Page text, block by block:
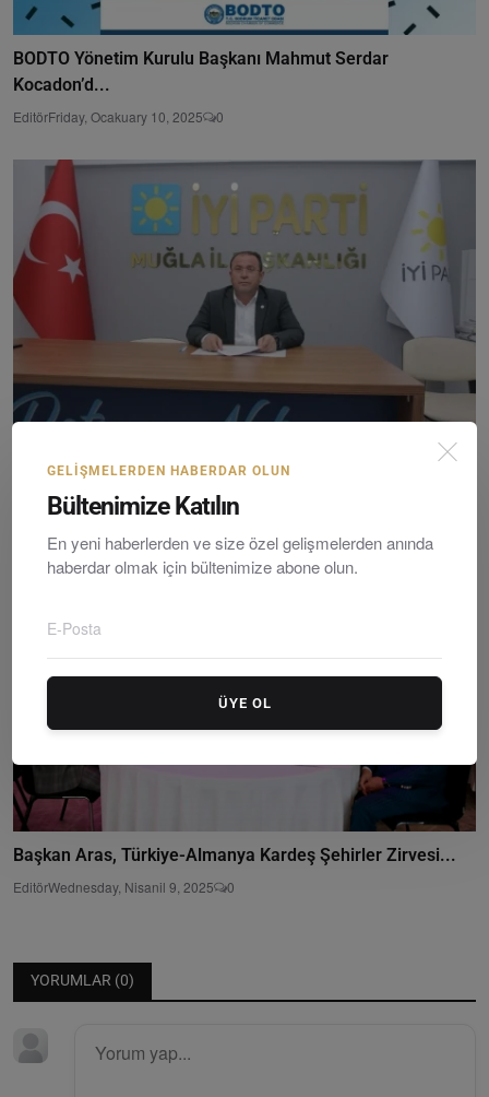
BODTO Yönetim Kurulu Başkanı Mahmut Serdar
Kocadon’d...
EditörFriday, Ocakuary 10, 2025 0
İYİ Parti Muğla İl Başkanı Akmeşe’den 18 Mart Mesajı...
Wednesday, March 18, 2026 0
Başkan Aras, Türkiye-Almanya Kardeş Şehirler Zirvesi...
EditörWednesday, Nisanil 9, 2025 0
YORUMLAR (0)
GELIŞMELERDEN HABERDAR OLUN
Bültenimize Katılın
En yeni haberlerden ve size özel gelişmelerden anında
haberdar olmak için bültenimize abone olun.
ÜYE OL